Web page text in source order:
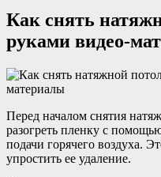
Как снять
руками видео-
Перед началом снятия
разогреть пленку с
подачи горячего воздуха.
упростить ее удаление.